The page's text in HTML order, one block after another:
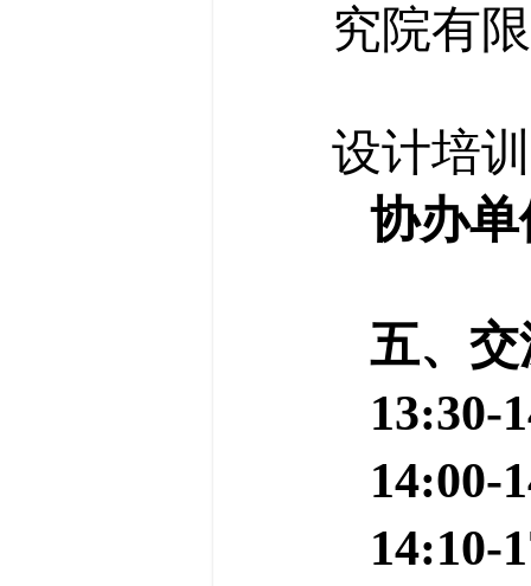
究院有
设计培
协办
五、
13:30-
14:00-
14:10-